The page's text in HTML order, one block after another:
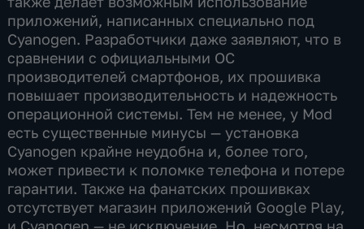
приложений, написанных специально под
Cyanogen. Разработчики даже заявляют, что в
сравнении с официальными ОС
производителей смартфонов, их прошивка
повышает производительность и надежность
операционной системы. Тем не менее, у Mod
есть существенные минусы — установка
Cyanogen крайне неудобна и, более того,
может привести к поломке телефона и потере
гарантии. Также на фанатских прошивках
отсутствует магазин приложений Google Play,